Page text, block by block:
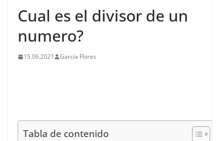
Cual es el divisor de un
numero?
15.06.2021 García Flores
Tabla de contenido